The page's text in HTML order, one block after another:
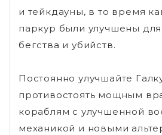
и тейкдауны, в то время
паркур были улучшены
бегства и убийств.
Постоянно улучшайте
противостоять мощным
кораблям с улучшенной
механикой и новыми